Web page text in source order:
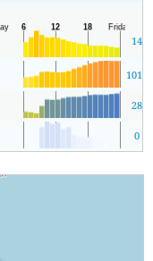
14
1015
28
0